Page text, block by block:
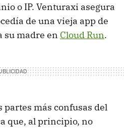
o IP. Venturaxi asegura
de una vieja app de
su madre en Cloud Run.
partes más confusas del
que, al principio, no